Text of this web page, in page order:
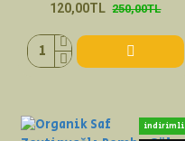
120,00TL 250,00TL
indirimli